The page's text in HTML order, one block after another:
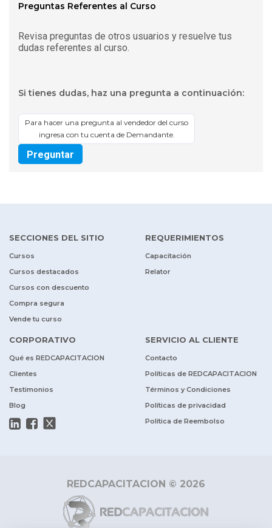
Preguntas Referentes al Curso
Revisa preguntas de otros usuarios y resuelve tus
dudas referentes al curso.
Si tienes dudas, haz una pregunta a continuación:
Para hacer una pregunta al vendedor del curso
ingresa con tu cuenta de Demandante.
Preguntar
SECCIONES DEL SITIO
Cursos
Cursos destacados
Cursos con descuento
Compra segura
Vende tu curso
REQUERIMIENTOS
Capacitación
Relator
CORPORATIVO
Qué es REDCAPACITACION
Clientes
Testimonios
Blog
SERVICIO AL CLIENTE
Contacto
Políticas de REDCAPACITACION
Términos y Condiciones
Políticas de privacidad
Política de Reembolso
REDCAPACITACION © 2026